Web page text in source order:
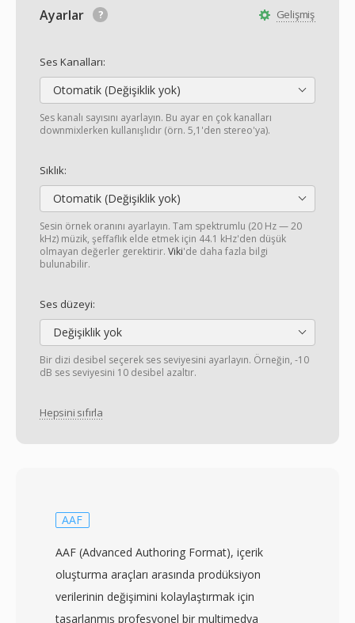
Gelişmiş
Ayarlar
Ses Kanalları:
Otomatik (Değişiklik yok)
Ses kanalı sayısını ayarlayın. Bu ayar en çok kanalları
downmixlerken kullanışlıdır (örn. 5,1'den stereo'ya).
Sıklık:
Otomatik (Değişiklik yok)
Sesin örnek oranını ayarlayın. Tam spektrumlu (20 Hz — 20
kHz) müzik, şeffaflık elde etmek için 44.1 kHz'den düşük
olmayan değerler gerektirir. Viki'de daha fazla bilgi
bulunabilir.
Ses düzeyi:
Değişiklik yok
Bir dizi desibel seçerek ses seviyesini ayarlayın. Örneğin, -10
dB ses seviyesini 10 desibel azaltır.
Hepsini sıfırla
AAF
AAF (Advanced Authoring Format), içerik
oluşturma araçları arasında prodüksiyon
verilerinin değişimini kolaylaştırmak için
tasarlanmış profesyonel bir multimedya